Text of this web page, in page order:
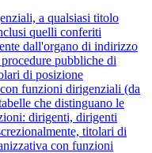
a qualsiasi titolo
quelli conferiti
dall'organo di indirizzo
pubbliche di
di posizione
funzioni dirigenziali (da
che distinguano le
dirigenti, dirigenti
titolari di
con funzioni